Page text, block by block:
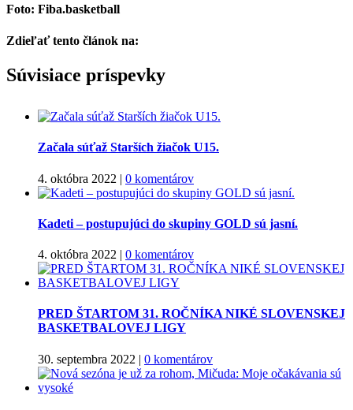
Foto: Fiba.basketball
Zdieľať tento článok na:
Facebook
Twitter
Súvisiace príspevky
Začala súťaž Starších žiačok U15.
4. októbra 2022 | 0 komentárov
Kadeti – postupujúci do skupiny GOLD sú jasní.
4. októbra 2022 | 0 komentárov
PRED ŠTARTOM 31. ROČNÍKA NIKÉ SLOVENSKEJ
BASKETBALOVEJ LIGY
30. septembra 2022 | 0 komentárov